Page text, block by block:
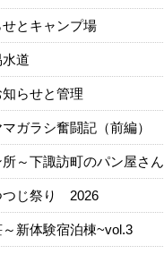
とキャンプ場
道
らせと管理
ガラシ奮闘記（前編）
～下諏訪町のパン屋さん
つじ祭り 2026
新体験宿泊棟~vol.3